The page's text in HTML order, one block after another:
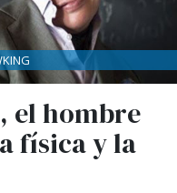
el hombre
física y la